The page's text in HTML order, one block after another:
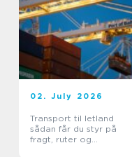
02. July 2026
Transport til letland
sådan får du styr på
fragt, ruter og